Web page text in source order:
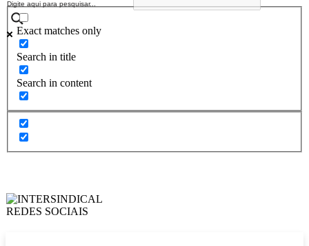
Exact matches only
Search in title
Search in content